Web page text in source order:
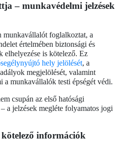
– munkavédelmi jelzések
munkavállalót foglalkoztat, a
értelmében biztonsági és
elhelyezése is kötelező. Ez
hely jelölését, a
megjelölését, valamint
a munkavállalók testi épségét védi.
csupán az első hatósági
a jelzések megléte folyamatos jogi
kötelező információk